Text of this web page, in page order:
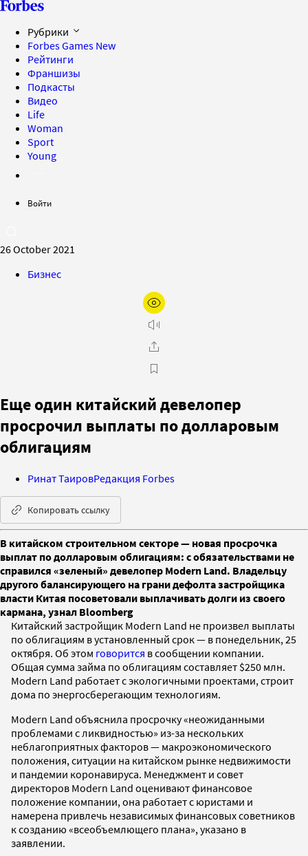
Рубрики
Forbes Games New
Рейтинги
Франшизы
Подкасты
Видео
Life
Woman
Sport
Young
Войти
26 October 2021
Бизнес
Еще один китайский девелопер
просрочил выплаты по долларовым
облигациям
Ринат ТаировРедакция Forbes
Копировать ссылку
В китайском строительном секторе — новая просрочка
выплат по долларовым облигациям: с обязательствами не
справился «зеленый» девелопер Modern Land. Владельцу
другого балансирующего на грани дефолта застройщика
власти Китая посоветовали выплачивать долги из своего
кармана, узнал Bloomberg
Китайский застройщик Modern Land не произвел выплаты
по облигациям в установленный срок — в понедельник, 25
октября. Об этом говорится в сообщении компании.
Общая сумма займа по облигациям составляет $250 млн.
Modern Land работает с экологичными проектами, строит
дома по энергосберегающим технологиям.
Modern Land объяснила просрочку «неожиданными
проблемами с ликвидностью» из-за нескольких
неблагоприятных факторов — макроэкономического
положения, ситуации на китайском рынке недвижимости
и пандемии коронавируса. Менеджмент и совет
директоров Modern Land оценивают финансовое
положение компании, она работает с юристами и
намерена привлечь независимых финансовых советников
к созданию «всеобъемлющего плана», указано в
заявлении.